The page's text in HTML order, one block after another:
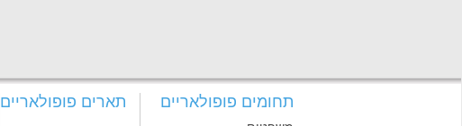
תחומים פופולאריים תארים פופולאריים